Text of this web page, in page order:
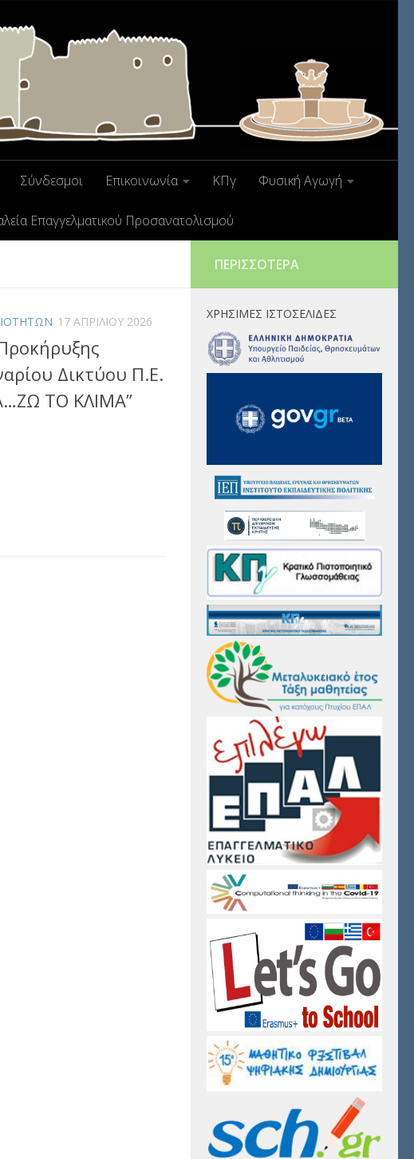
Σύνδεσμοι Επικοινωνία ΚΠγ Φυσική Αγωγή
Επαγγελματικού Προσανατολισμού
17 ΑΠΡΙΛΊΟΥ 2026
Δικτύου Π.Ε.
ΤΟ ΚΛΙΜA”
ΠΕΡΙΣΣΌΤΕΡΑ
ΧΡΉΣΙΜΕΣ ΙΣΤΟΣΕΛΊΔΕΣ